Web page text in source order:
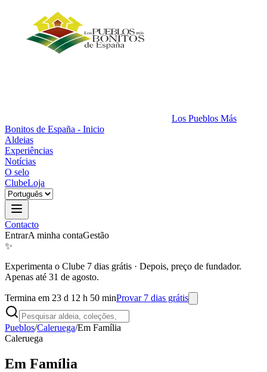
Los Pueblos Más
Bonitos de España - Inicio
Aldeias
Experiências
Notícias
O selo
ClubeLoja
Contacto
EntrarA minha contaGestão
✨
Experimenta o Clube 7 dias grátis · Depois, preço de fundador.
Apenas até 31 de agosto.
Termina em 23 d 12 h 50 minProvar 7 dias grátis
Pueblos/Caleruega/Em Família
Caleruega
Em Família